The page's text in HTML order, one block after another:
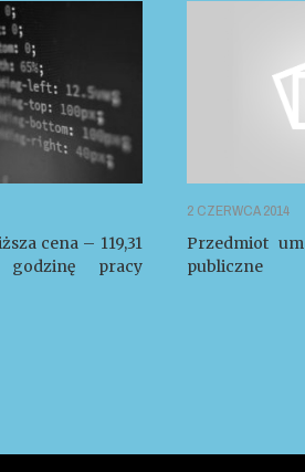
cena – 119,31
pracy
2 CZERWCA 2014
Przedmiot
publiczne